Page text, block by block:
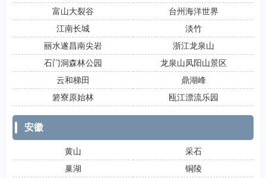
富山大裂谷
台州海洋世界
江南长城
淡竹
丽水遂昌南尖岩
浙江龙泉山
石门洞森林公园
龙泉山凤阳山景区
云和梯田
鼎湖峰
箬寮原始林
瓯江漂流乐园
安徽
黄山
采石
巢湖
铜陵